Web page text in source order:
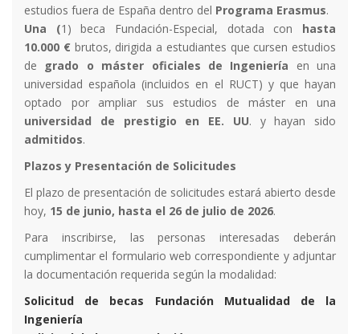
estudios fuera de España dentro del Programa Erasmus.
Una (1) beca Fundación-Especial, dotada con hasta
10.000 € brutos, dirigida a estudiantes que cursen estudios
de grado o máster oficiales de Ingeniería en una
universidad española (incluidos en el RUCT) y que hayan
optado por ampliar sus estudios de máster en una
universidad de prestigio en EE. UU. y hayan sido
admitidos.
Plazos y Presentación de Solicitudes
El plazo de presentación de solicitudes estará abierto desde
hoy, 15 de junio, hasta el 26 de julio de 2026.
Para inscribirse, las personas interesadas deberán
cumplimentar el formulario web correspondiente y adjuntar
la documentación requerida según la modalidad:
Solicitud de becas Fundación Mutualidad de la
Ingeniería